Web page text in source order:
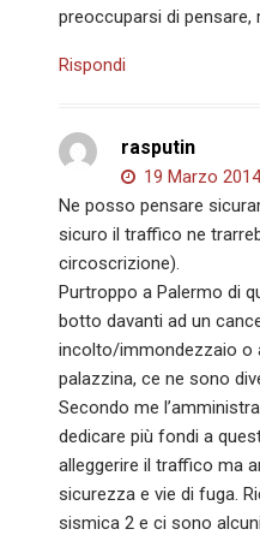
preoccuparsi di pensare,
Rispondi
rasputin
19 Marzo
Ne posso pensare
sicuro il traffico ne
circoscrizione).
Purtroppo a Palermo di
botto davanti ad un
incolto/immondezzaio o
palazzina, ce ne sono
Secondo me
dedicare più fondi a
alleggerire il traffico ma
sicurezza e vie di fuga.
sismica 2 e ci sono